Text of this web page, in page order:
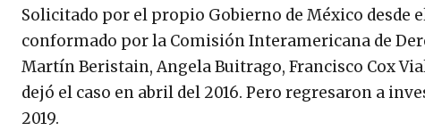
Solicitado por el propio Gobierno de México desde
conformado por la Comisión Interamericana de
Martín Beristain, Angela Buitrago, Francisco Cox
dejó el caso en abril del 2016. Pero regresaron a
2019.